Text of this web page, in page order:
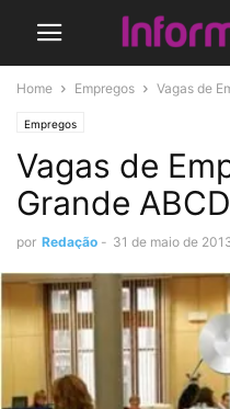
Home Empregos Vagas de
Empregos
Vagas de
Grande ABCD
por Redação - 31 de maio de